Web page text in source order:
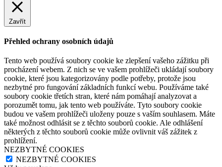
Zavřít
Přehled ochrany osobních údajů
Tento web používá soubory cookie ke zlepšení vašeho zážitku při
procházení webem. Z nich se ve vašem prohlížeči ukládají soubory
cookie, které jsou kategorizovány podle potřeby, protože jsou
nezbytné pro fungování základních funkcí webu. Používáme také
soubory cookie třetích stran, které nám pomáhají analyzovat a
porozumět tomu, jak tento web používáte. Tyto soubory cookie
budou ve vašem prohlížeči uloženy pouze s vaším souhlasem. Máte
také možnost odhlásit se z těchto souborů cookie. Ale odhlášení
některých z těchto souborů cookie může ovlivnit váš zážitek z
prohlížení.
NEZBYTNÉ COOKIES
NEZBYTNÉ COOKIES